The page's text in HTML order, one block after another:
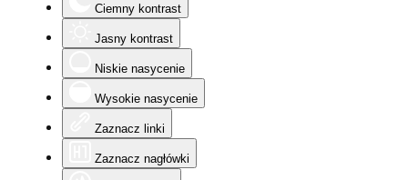
Ciemny kontrast
Jasny kontrast
Niskie nasycenie
Wysokie nasycenie
Zaznacz linki
Zaznacz nagłówki